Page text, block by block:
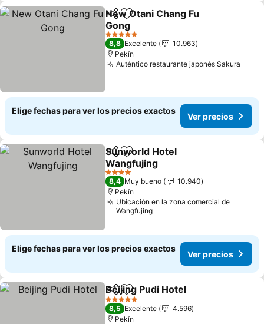
CompartirAgregar a favoritos
New Otani Chang Fu
Gong
5 Estrellas
8,8 Excelente
10.963
Pekín
Auténtico restaurante japonés Sakura
Elige fechas para ver los precios exactos
Ver precios
CompartirAgregar a favoritos
Sunworld Hotel
Wangfujing
4 Estrellas
8,4 Muy bueno
10.940
Pekín
Ubicación en la zona comercial de
Wangfujing
Elige fechas para ver los precios exactos
Ver precios
CompartirAgregar a favoritos
Beijing Pudi Hotel
5 Estrellas
8,5 Excelente
4.596
Pekín